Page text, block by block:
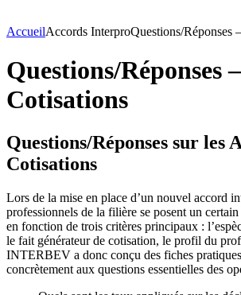
AccueilAccords InterproQuestions/Réponses
Questions/Réponses
Cotisations
Questions/Réponses sur les
Cotisations
Lors de la mise en place d’un nouvel accord
professionnels de la filière se posent un
en fonction de trois critères principaux :
le fait générateur de cotisation, le profil du
INTERBEV a donc conçu des fiches
concrètement aux questions essentielles des